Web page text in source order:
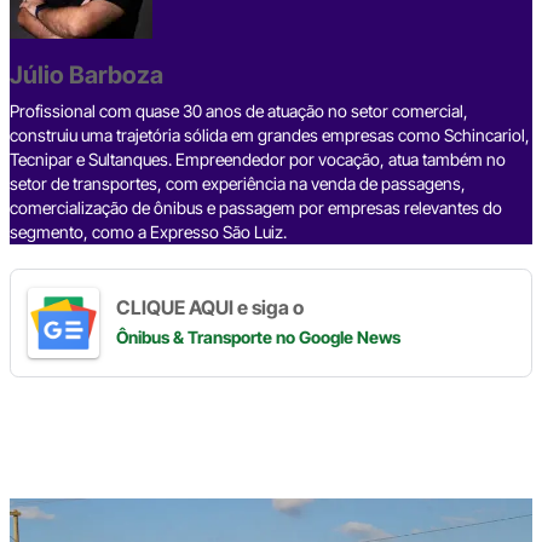
b
o
o
k
a
d
s
d
I
n
a
m
p
p
n
k
Júlio Barboza
Profissional com quase 30 anos de atuação no setor comercial,
construiu uma trajetória sólida em grandes empresas como Schincariol,
Tecnipar e Sultanques. Empreendedor por vocação, atua também no
setor de transportes, com experiência na venda de passagens,
comercialização de ônibus e passagem por empresas relevantes do
segmento, como a Expresso São Luiz.
CLIQUE AQUI e siga o
Ônibus & Transporteno Google News
Digite
aqui